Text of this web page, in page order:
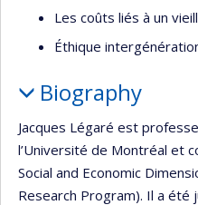
Les coûts liés à un
Éthique
Biography
Jacques Légaré est
l’Université de Montréal et
Social and Economic
Research Program). Il a été